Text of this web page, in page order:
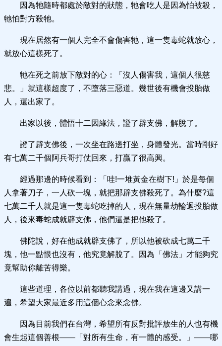
因為牠隨時都處於敵對的狀態，牠會吃人是因為怕被殺，
牠怕對方殺牠。
現在居然有一個人完全不會傷害牠，這一隻毒蛇就放心，
就放心這樣死了。
牠在死之前放下敵對的心：「沒人傷害我，這個人很慈
悲。」就這樣超度了，不墮落三惡道。幾世後有機會投胎做
人，還出家了。
出家以後，體悟十二因緣法，證了辟支佛，解脫了。
證了辟支佛後，一次坐在路邊打坐，身體發光。當時剛好
有七萬二千個阿兵哥打仗回來，打贏了很高興。
經過那邊的時候看到：「哇!一堆黃金在樹下!」於是每個
人拿著刀子，一人砍一塊，就把那辟支佛殺死了。為什麼?這
七萬二千人就是這一隻毒蛇吃掉的人，現在無量劫輪迴投胎做
人，後來毒蛇成就辟支佛，他們還是把他殺了。
佛陀說，好在他成就辟支佛了，所以他被砍成七萬二千
塊，他一點恨也沒有，他究竟解脫了。因為「佛法」才能夠究
竟幫助你離苦得樂。
這些道理，各位以前都聽我講過，現在我在這邊又講一
遍，希望大家最近多用這個心念來念佛。
因為目前我們在台灣，希望所有反對批評放生的人也有機
會生起這個善根——「對所有生命，有一體的感受。」——哪